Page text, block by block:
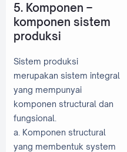
5. Komponen –
komponen sistem
produksi
Sistem produksi
merupakan sistem integral
yang mempunyai
komponen structural dan
fungsional.
a. Komponen structural
yang membentuk system